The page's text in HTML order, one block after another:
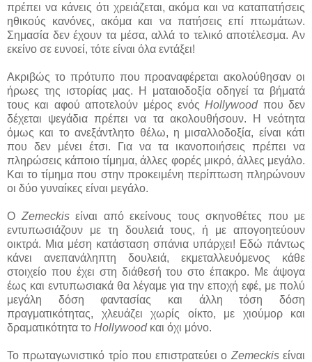
πρέπει να κάνεις ότι χρειάζεται, ακόμα και να καταπατήσεις
ηθικούς κανόνες, ακόμα και να πατήσεις επί πτωμάτων.
Σημασία δεν έχουν τα μέσα, αλλά το τελικό αποτέλεσμα. Αν
εκείνο σε ευνοεί, τότε είναι όλα εντάξει!
Ακριβώς το πρότυπο που προαναφέρεται ακολούθησαν οι
ήρωες της ιστορίας μας. Η ματαιοδοξία οδηγεί τα βήματά
τους και αφού αποτελούν μέρος ενόςHollywoodπου δεν
δέχεται ψεγάδια πρέπει να τα ακολουθήσουν. Η νεότητα
όμως και το ανεξάντλητο θέλω, η μισαλλοδοξία, είναι κάτι
που δεν μένει έτσι. Για να τα ικανοποιήσεις πρέπει να
πληρώσεις κάποιο τίμημα, άλλες φορές μικρό, άλλες μεγάλο.
Και το τίμημα που στην προκειμένη περίπτωση πληρώνουν
οι δύο γυναίκες είναι μεγάλο.
Ο Zemeckisείναι από εκείνους τους σκηνοθέτες που με
εντυπωσιάζουν με τη δουλειά τους, ή με απογοητεύουν
οικτρά. Μια μέση κατάσταση σπάνια υπάρχει! Εδώ πάντως
κάνει ανεπανάληπτη δουλειά, εκμεταλλευόμενος κάθε
στοιχείο που έχει στη διάθεσή του στο έπακρο. Με άψογα
έως και εντυπωσιακά θα λέγαμε για την εποχή εφέ, με πολύ
μεγάλη δόση φαντασίας και άλλη τόση δόση
πραγματικότητας, χλευάζει χωρίς οίκτο, με χιούμορ και
δραματικότητα το Hollywood και όχι μόνο.
Το πρωταγωνιστικό τρίο που επιστρατεύει ο Zemeckisείναι